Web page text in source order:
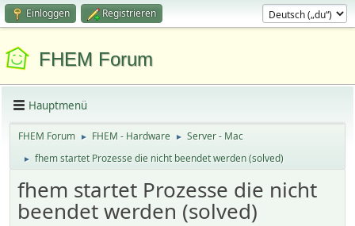
Einloggen Registrieren
FHEM Forum
Hauptmenü
FHEM Forum ► FHEM - Hardware ► Server - Mac
► fhem startet Prozesse die nicht beendet werden (solved)
fhem startet Prozesse die nicht
beendet werden (solved)